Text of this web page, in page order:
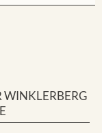
WINKLERBERG